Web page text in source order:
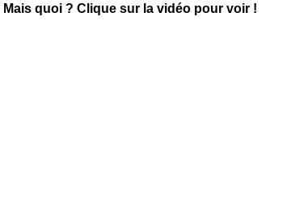
Mais quoi ? Clique sur la vidéo pour voir !